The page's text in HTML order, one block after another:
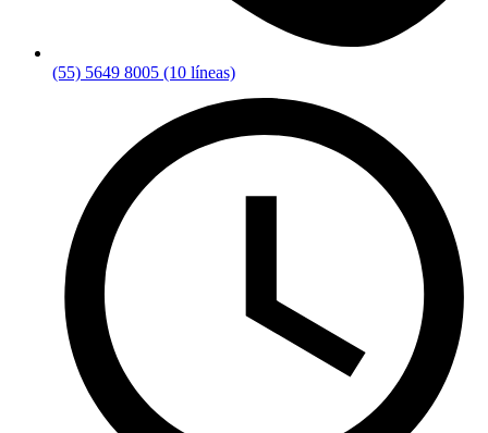
(55) 5649 8005 (10 líneas)